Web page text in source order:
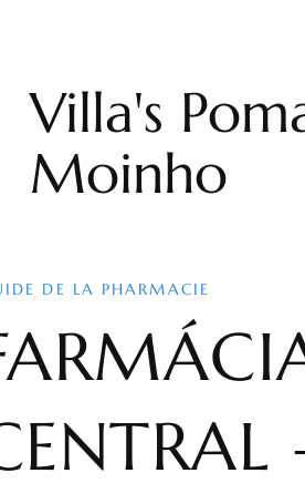
Villa's
Moinho
DE LA PHARMACIE